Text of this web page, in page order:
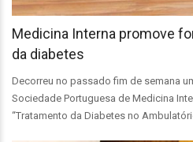
Medicina Interna promove
da diabetes
Decorreu no passado fim de semana
Sociedade Portuguesa de Medicina
“Tratamento da Diabetes no